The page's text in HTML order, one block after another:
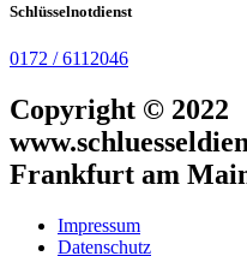
Schlüsselnotdienst
0172 / 6112046
Copyright © 2022
Frankfurt am
Impressum
Datenschutz